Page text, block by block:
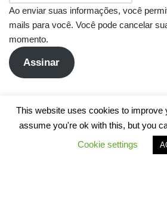
Ao enviar suas informações, você
mails para você. Você pode cancelar
momento.
Assinar
This website uses cookies to improve
assume you're ok with this, but you
Cookie settings